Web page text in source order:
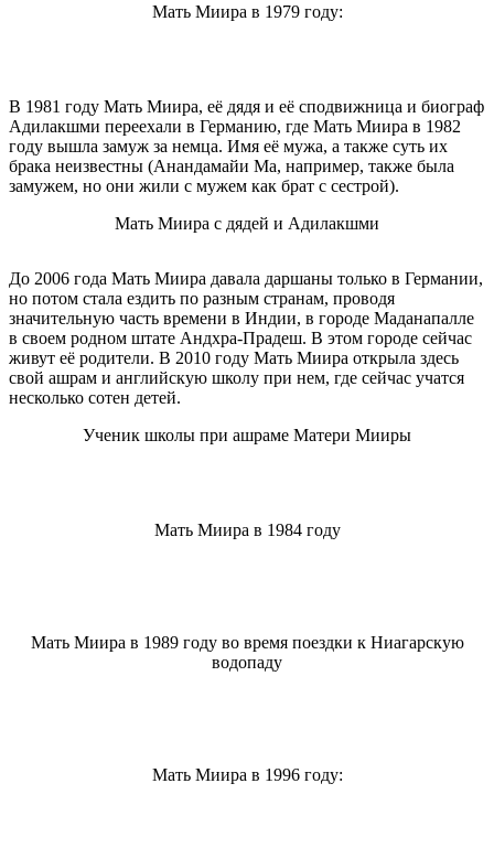
Мать Миира в 1979 году:
В 1981 году Мать Миира, её дядя и её сподвижница и биограф
Адилакшми переехали в Германию, где Мать Миира в 1982
году вышла замуж за немца. Имя её мужа, а также суть их
брака неизвестны (Анандамайи Ма, например, также была
замужем, но они жили с мужем как брат с сестрой).
Мать Миира с дядей и Адилакшми
До 2006 года Мать Миира давала даршаны только в Германии,
но потом стала ездить по разным странам, проводя
значительную часть времени в Индии, в городе Маданапалле
в своем родном штате Андхра-Прадеш. В этом городе сейчас
живут её родители. В 2010 году Мать Миира открыла здесь
свой ашрам и английскую школу при нем, где сейчас учатся
несколько сотен детей.
Ученик школы при ашраме Матери Мииры
Мать Миира в 1984 году
Мать Миира в 1989 году во время поездки к Ниагарскую
водопаду
Мать Миира в 1996 году: